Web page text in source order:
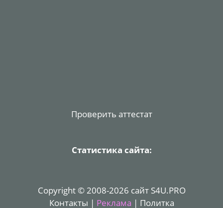
Проверить аттестат
Статистика сайта:
Copyright © 2008-2026 сайт S4U.PRO
Контакты | Реклама | Политка